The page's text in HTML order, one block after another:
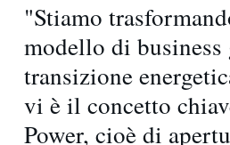
"Stiamo
modello di business
transizione
vi è il concetto
Power, cioè di